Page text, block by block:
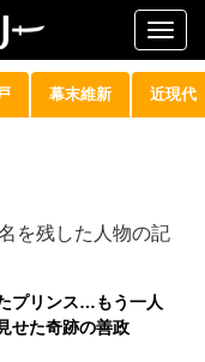
幕末維新 近現代
を残した人物の記
プリンス…もう一人
せた奇跡の善政